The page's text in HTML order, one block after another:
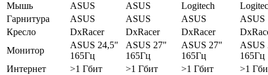
Мышь
ASUS ASUS Logitech
Гарнитура
ASUS ASUS ASUS
ASUS
Кресло
DxRacer DxRacer DxRacer
Монитор
ASUS 24,5"
165Гц
ASUS 27"
165Гц
ASUS 27"
165Гц
ASUS
165Гц
Интернет
>1 Гбит >1 Гбит >1 Гбит >1